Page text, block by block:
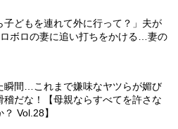
子どもを連れて外に行って？」夫が
ボロの妻に追い打ちをかける…妻の
瞬間…これまで嫌味なヤツらが媚び
稽だな！【母親ならすべてを許さな
Vol.28】